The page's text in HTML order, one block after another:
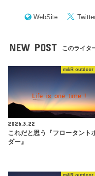
WebSite
NEW POST このライタ
m&R outdoor
2026.3.22
これだと思う『フロータント
ダー』